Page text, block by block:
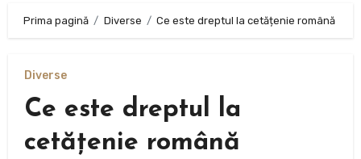
Prima pagină Diverse Ce este dreptul la cetățenie română
Diverse
Ce este dreptul la
cetățenie română